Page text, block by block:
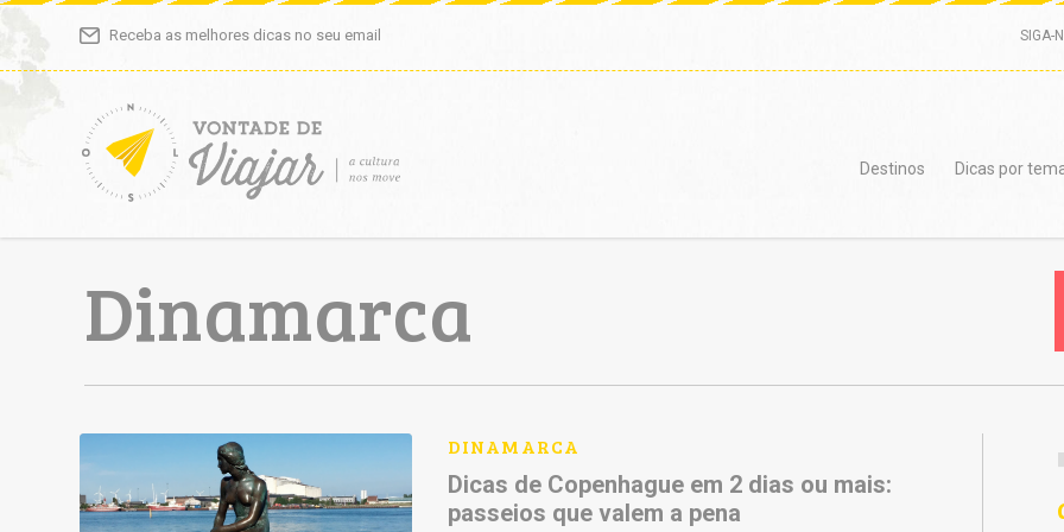
Destinos Dicas por
Receba as melhores dicas no seu email SIGA-
Dinamarca
DINAMARCA
Dicas de Copenhague em 2 dias ou mais:
passeios que valem a pena